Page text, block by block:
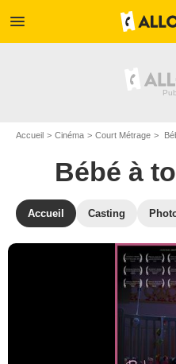
menu
Accueil Cinéma Court Métrage
Bébé à
Accueil Casting